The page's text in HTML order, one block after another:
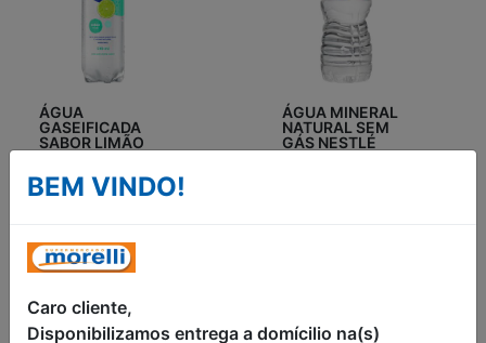
ÁGUA
GASEIFICADA
SABOR LIMÃO
ÁGUA MINERAL
NATURAL SEM
GÁS NESTLÉ
BEM VINDO!
Caro cliente,
Disponibilizamos entrega a domícilio na(s)